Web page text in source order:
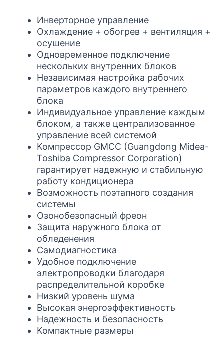
Инверторное управление
Охлаждение + обогрев + вентиляция +
осушение
Одновременное подключение
нескольких внутренних блоков
Независимая настройка рабочих
параметров каждого внутреннего
блока
Индивидуальное управление каждым
блоком, а также централизованное
управление всей системой
Компрессор GMCC (Guangdong Midea-
Toshiba Compressor Corporation)
гарантирует надежную и стабильную
работу кондиционера
Возможность поэтапного создания
системы
Озонобезопасный фреон
Защита наружного блока от
обледенения
Самодиагностика
Удобное подключение
электропроводки благодаря
распределительной коробке
Низкий уровень шума
Высокая энергоэффективность
Надежность и безопасность
Компактные размеры